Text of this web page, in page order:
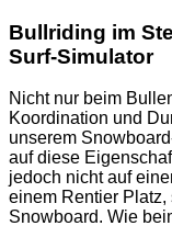
Bullriding im
Surf-Simulator
Nicht nur beim
Koordination und
unserem
auf diese
jedoch nicht auf
einem Rentier Platz,
Snowboard. Wie